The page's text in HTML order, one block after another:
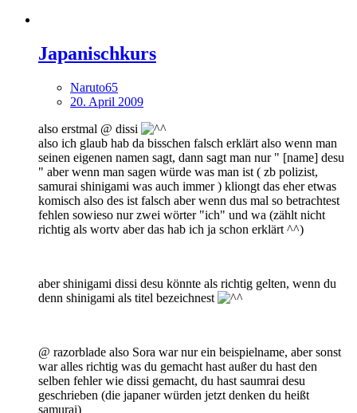
Japanischkurs
Naruto65
20. April 2009
also erstmal @ dissi
also ich glaub hab da bisschen falsch erklärt also wenn man
seinen eigenen namen sagt, dann sagt man nur " [name] desu
" aber wenn man sagen würde was man ist ( zb polizist,
samurai shinigami was auch immer ) kliongt das eher etwas
komisch also des ist falsch aber wenn dus mal so betrachtest
fehlen sowieso nur zwei wörter "ich" und wa (zählt nicht
richtig als wortv aber das hab ich ja schon erklärt ^^)
aber shinigami dissi desu könnte als richtig gelten, wenn du
denn shinigami als titel bezeichnest
@ razorblade also Sora war nur ein beispielname, aber sonst
war alles richtig was du gemacht hast außer du hast den
selben fehler wie dissi gemacht, du hast saumrai desu
geschrieben (die japaner würden jetzt denken du heißt
samurai)